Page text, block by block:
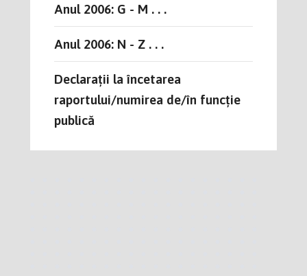
Anul 2006: G - M . . .
Anul 2006: N - Z . . .
Declarații la încetarea
raportului/numirea de/în funcție
publică